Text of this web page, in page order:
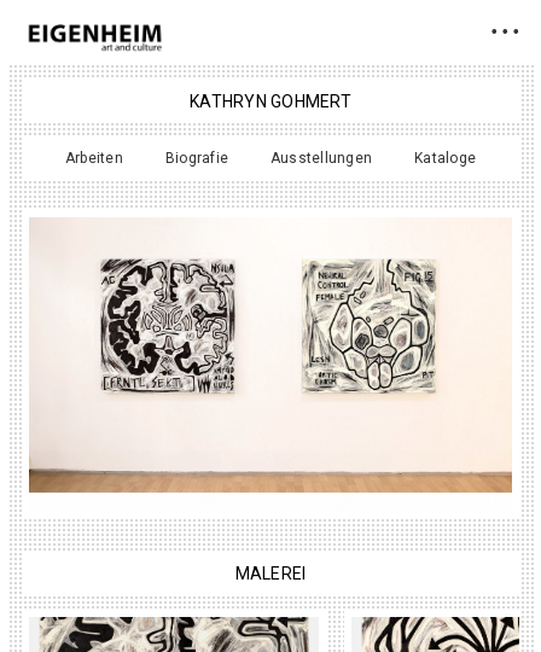
• • •
KATHRYN GOHMERT
Arbeiten Biografie Ausstellungen Kataloge
MALEREI